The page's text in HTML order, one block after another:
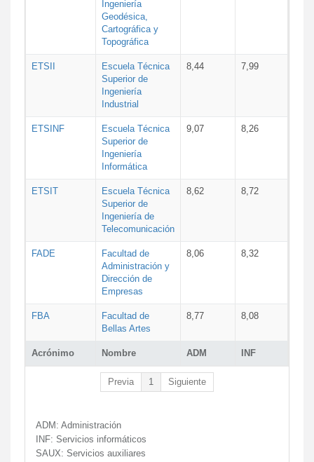
Acrónimo Nombre ADM INF
Ingeniería
Geodésica,
Cartográfica y
Topográfica
ETSII
Escuela Técnica
Superior de
Ingeniería
Industrial
8,44 7,99
ETSINF
Escuela Técnica
Superior de
Ingeniería
Informática
9,07 8,26
ETSIT
Escuela Técnica
Superior de
Ingeniería de
Telecomunicación
8,62 8,72
FADE
Facultad de
Administración y
Dirección de
Empresas
8,06 8,32
FBA
Facultad de
Bellas Artes
8,77 8,08
Previa 1 Siguiente
ADM: Administración
INF: Servicios informáticos
SAUX: Servicios auxiliares